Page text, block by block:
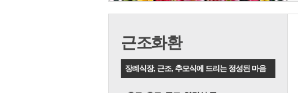
근조화환
장례식장, 근조, 추모식에 드리는 정성된 마음